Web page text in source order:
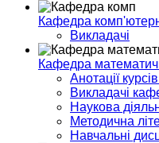
Кафедра
Викладачі
Кафедра
Анотації
Викладачі
Наукова
Методична
Навчальні